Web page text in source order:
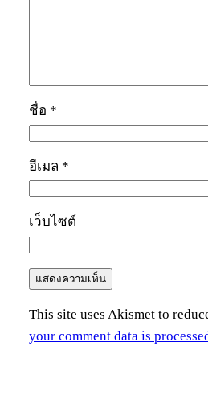
ชื่อ *
อีเมล *
เว็บไซต์
This site uses Akismet to
your comment data is